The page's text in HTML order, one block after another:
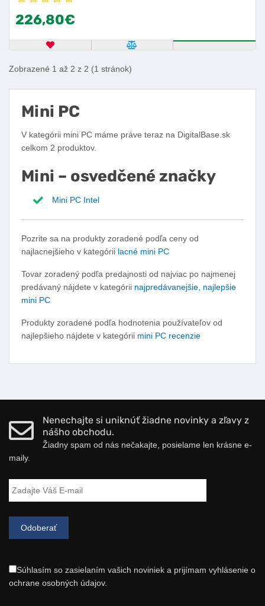
226,80€
OBĽÚBENÝ PRODUKT POROVNAŤ PRODUKT
Zobrazené 1 až 2 z 2 (1 stránok)
Mini PC
V kategórii mini PC máme práve teraz na DigitalBase.sk
celkom 2 produktov.
Mini – osvedčené značky
Mini PC Intel
Pozrite sa na produkty zoradené podľa ceny od
najlacnejšieho v kategórii lacné mini PC
Tovar zoradený podľa predajnosti od najviac po najmenej
predávaný nájdete v kategórii najpredávanejšie, najlepšie
mini PC
Produkty zoradené podľa hodnotenia používateľov od
najlepšieho nájdete v kategórii mini PC recenzie
Nenechajte si uniknúť žiadne novinky a zľavy z
nášho obchodu.
Žiadny spam od nás nečakajte, posielame len krásne e-
maily.
Súhlasím so zasielaním vašich noviniek a prijímam vyhlásenie o
ochrane osobných údajov.